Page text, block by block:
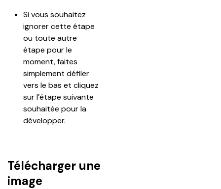
Si vous souhaitez
ignorer cette étape
ou toute autre
étape pour le
moment, faites
simplement défiler
vers le bas et cliquez
sur l’étape suivante
souhaitée pour la
développer.
Télécharger une
image